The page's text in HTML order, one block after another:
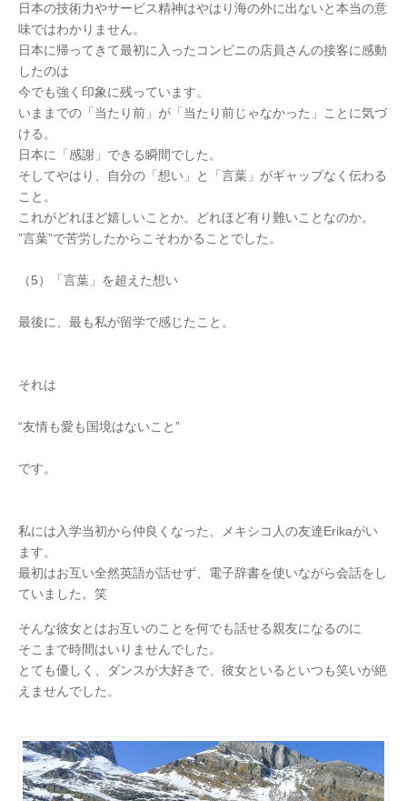
日本の技術力やサービス精神はやはり海の外に出ないと本当の意
味ではわかりません。
日本に帰ってきて最初に入ったコンビニの店員さんの接客に感動
したのは
今でも強く印象に残っています。
いままでの「当たり前」が「当たり前じゃなかった」ことに気づ
ける。
日本に「感謝」できる瞬間でした。
そしてやはり、自分の「想い」と「言葉」がギャップなく伝わる
こと。
これがどれほど嬉しいことか。どれほど有り難いことなのか。
”言葉”で苦労したからこそわかることでした。
（5）「言葉」を超えた想い
最後に、最も私が留学で感じたこと。
それは
“友情も愛も国境はないこと”
です。
私には入学当初から仲良くなった、メキシコ人の友達Erikaがい
ます。
最初はお互い全然英語が話せず、電子辞書を使いながら会話をし
ていました。笑
そんな彼女とはお互いのことを何でも話せる親友になるのに
そこまで時間はいりませんでした。
とても優しく、ダンスが大好きで、彼女といるといつも笑いが絶
えませんでした。